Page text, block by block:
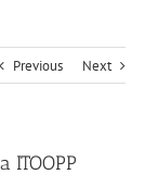
Previous Next
ITOOPP